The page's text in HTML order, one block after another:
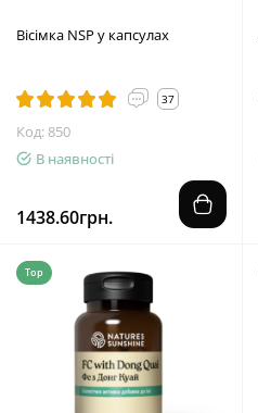
Вісімка NSP у капсулах
37
Код: 850
В наявності
1438.60грн.
Top